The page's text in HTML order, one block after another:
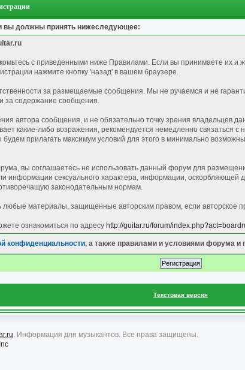
вы должны принять нижеследующее:
с приведенными ниже Правилами. Если вы принимаете их и
нажмите кнопку 'назад' в вашем браузере.
за размещаемые сообщения. Мы не ручаемся и не
за содержание сообщения.
автора сообщения, и не обязательно точку зрения владельцев
какие-либо возражения, рекомендуется немедленно связаться с
прилагать максимум условий для этого в минимально
вы соглашаетесь не использовать данный форум для
информации сексуального характера, информации, оскорбляющей
законодательным нормам.
любые материалы, защищенные авторским правом, если авторское
ознакомиться по адресу http://guitar.ru/forum/
конфиденциальности, а также правилами и условиями форума и
Текстовая версия
. Информация для музыкантов. Все права защищены.